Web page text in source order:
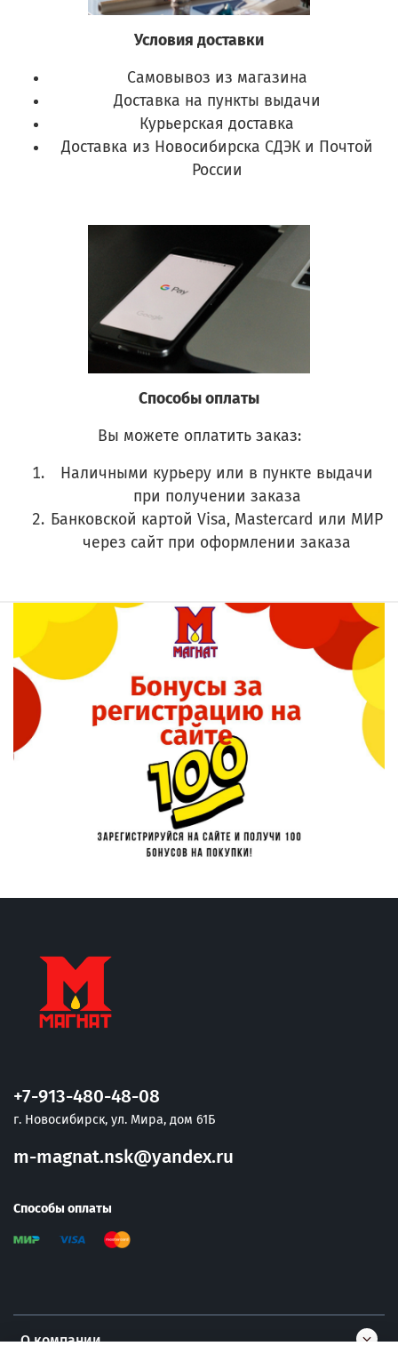
Условия доставки
Самовывоз из магазина
Доставка на пункты выдачи
Курьерская доставка
Доставка из Новосибирска СДЭК и Почтой
России
Способы оплаты
Вы можете оплатить заказ:
Наличными курьеру или в пункте выдачи
при получении заказа
Банковской картой Visa, Mastercard или МИР
через сайт при оформлении заказа
О компании
+7-913-480-48-08
г. Новосибирск, ул. Мира, дом 61Б
m-magnat.nsk@yandex.ru
Способы оплаты